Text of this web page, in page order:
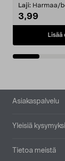
Laji: Harmaa/
3,99
Lisää
Asiakaspalvelu
Yleisiä
Tietoa meistä